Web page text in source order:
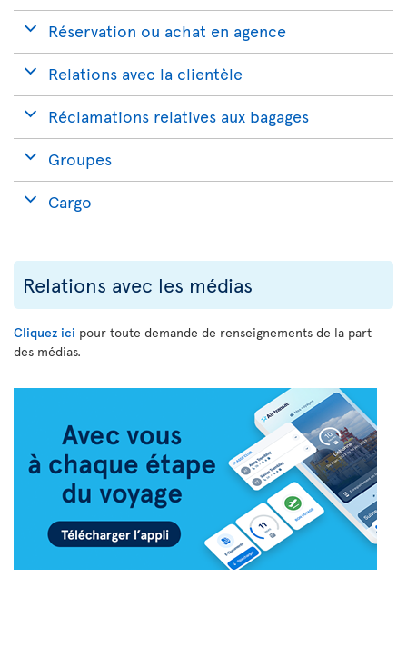
Réservation ou achat en agence
Relations avec la clientèle
Réclamations relatives aux bagages
Groupes
Cargo
Relations avec les médias
Cliquez ici pour toute demande de renseignements de la part
des médias.